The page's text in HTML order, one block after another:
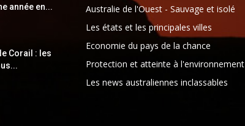
année en...
Corail : les
Australie de l'Ouest - Sauvage et isolé
Les états et les principales villes
Economie du pays de la chance
Protection et atteinte à l'environnement
Les news australiennes inclassables